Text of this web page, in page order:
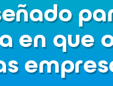
en que